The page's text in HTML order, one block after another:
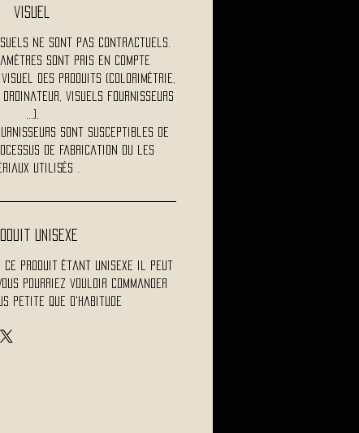
visuel
ne sont pas contractuels.
sont pris en compte
des produits (colorimétrie,
ordinateur, visuels fournisseurs
sont susceptibles de
de fabrication ou les
utilisés .
Unisexe
produit étant unisexe il peut
pourriez vouloir commander
petite que d'habitude